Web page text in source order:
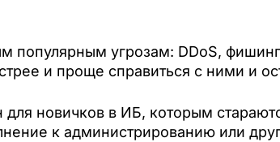
популярным угрозам: DDoS,
и проще справиться с ними и
для новичков в ИБ, которым
к администрированию или